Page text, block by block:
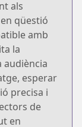
als
qüestió
amb
la
audiència
esperar
precisa i
de
en